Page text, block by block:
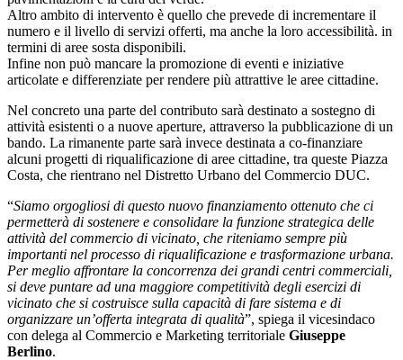
Altro ambito di intervento è quello che prevede di incrementare il
numero e il livello di servizi offerti, ma anche la loro accessibilità. in
termini di aree sosta disponibili.
Infine non può mancare la promozione di eventi e iniziative
articolate e differenziate per rendere più attrattive le aree cittadine.
Nel concreto una parte del contributo sarà destinato a sostegno di
attività esistenti o a nuove aperture, attraverso la pubblicazione di un
bando. La rimanente parte sarà invece destinata a co-finanziare
alcuni progetti di riqualificazione di aree cittadine, tra queste Piazza
Costa, che rientrano nel Distretto Urbano del Commercio DUC.
“Siamo orgogliosi di questo nuovo finanziamento ottenuto che ci
permetterà di sostenere e consolidare la funzione strategica delle
attività del commercio di vicinato, che riteniamo sempre più
importanti nel processo di riqualificazione e trasformazione urbana.
Per meglio affrontare la concorrenza dei grandi centri commerciali,
si deve puntare ad una maggiore competitività degli esercizi di
vicinato che si costruisce sulla capacità di fare sistema e di
organizzare un’offerta integrata di qualità”, spiega il vicesindaco
con delega al Commercio e Marketing territoriale Giuseppe
Berlino.